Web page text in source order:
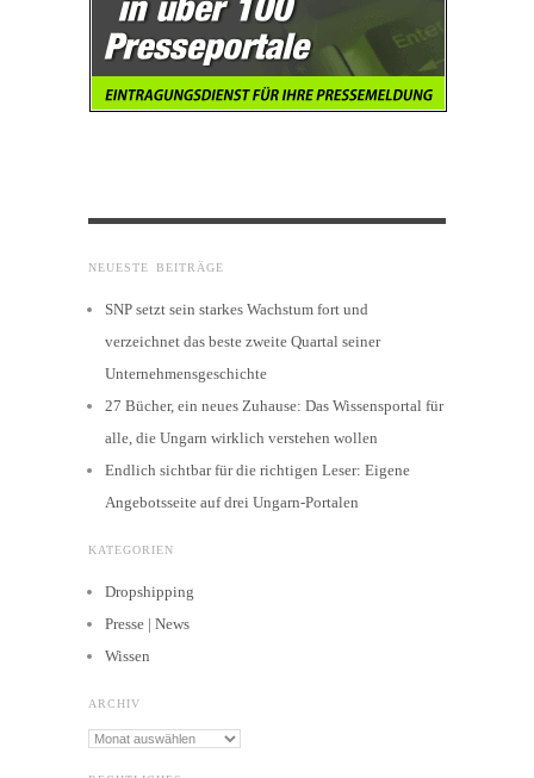
NEUESTE BEITRÄGE
SNP setzt sein starkes Wachstum fort und
verzeichnet das beste zweite Quartal seiner
Unternehmensgeschichte
27 Bücher, ein neues Zuhause: Das Wissensportal für
alle, die Ungarn wirklich verstehen wollen
Endlich sichtbar für die richtigen Leser: Eigene
Angebotsseite auf drei Ungarn-Portalen
KATEGORIEN
Dropshipping
Presse | News
Wissen
ARCHIV
Archiv